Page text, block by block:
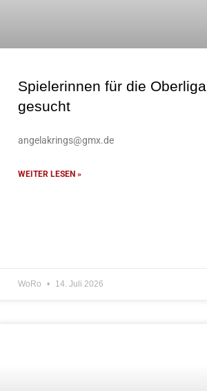
Spielerinnen für die Oberliga
gesucht
angelakrings@gmx.de
WEITER LESEN »
WoRo 14. Juli 2026